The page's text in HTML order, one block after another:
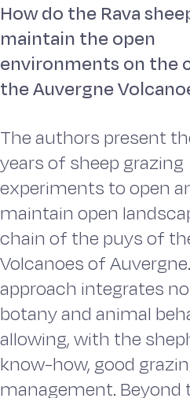
How do the Rava
maintain the open
environments on the
the Auvergne
The authors present
years of sheep grazing
experiments to open
maintain open
chain of the puys of
Volcanoes of
approach integrates
botany and animal
allowing, with the
know-how, good
management. Beyond